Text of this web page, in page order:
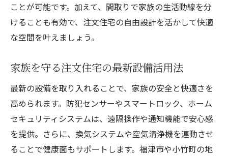
ことが可能です。加えて、間取りで家族の生活動線を分
けることも有効で、注文住宅の自由設計を活かして快適
な空間を叶えましょう。
家族を守る注文住宅の最新設備活用法
最新の設備を取り入れることで、家族の安全と快適さを
高められます。防犯センサーやスマートロック、ホーム
セキュリティシステムは、遠隔操作や通知機能で安心感
を提供。さらに、換気システムや空気清浄機を連動させ
ることで健康面もサポートします。福津市や小竹町の地